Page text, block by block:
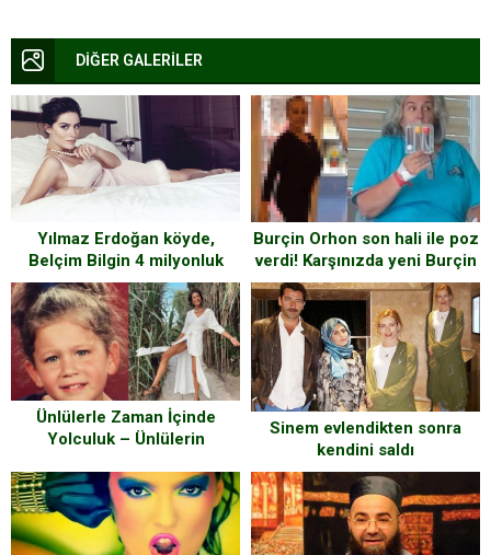
DİĞER GALERİLER
Yılmaz Erdoğan köyde,
Belçim Bilgin 4 milyonluk
evde yaşayacak
Burçin Orhon son hali ile poz
verdi! Karşınızda yeni Burçin
Orhon…
Ünlülerle Zaman İçinde
Yolculuk – Ünlülerin
Sinem evlendikten sonra
kendini saldı